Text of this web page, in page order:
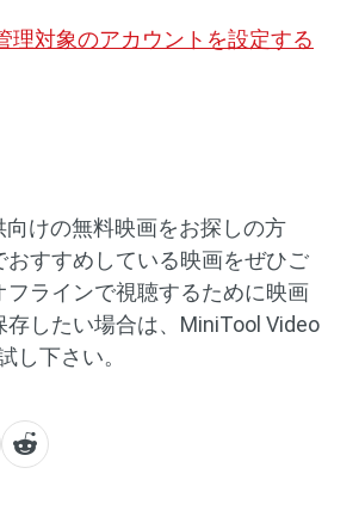
理対象のアカウントを設定する
向けの無料映画をお探しの方
おすすめしている映画をぜひご
フラインで視聴するために映画
存したい場合は、MiniTool Video
し下さい。